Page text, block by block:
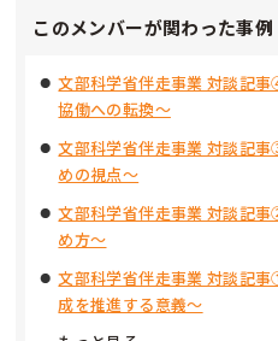
このメンバーが関わった事例
文部科学省伴走事業 対談記
協働への転換～
文部科学省伴走事業 対談記
めの視点～
文部科学省伴走事業 対談記
め方～
文部科学省伴走事業 対談記
成を推進する意義～